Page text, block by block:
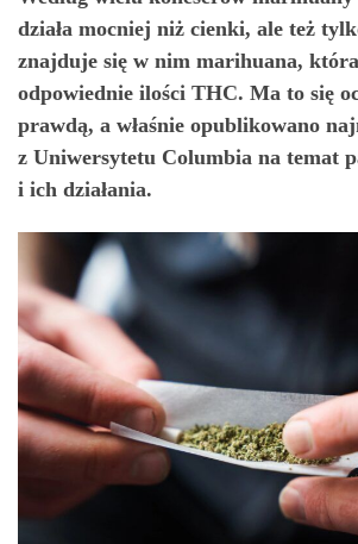
działa mocniej niż cienki, ale też
znajduje się w nim marihuana,
odpowiednie ilości THC. Ma to się
prawdą, a właśnie opublikowano
z Uniwersytetu Columbia na temat
i ich działania.